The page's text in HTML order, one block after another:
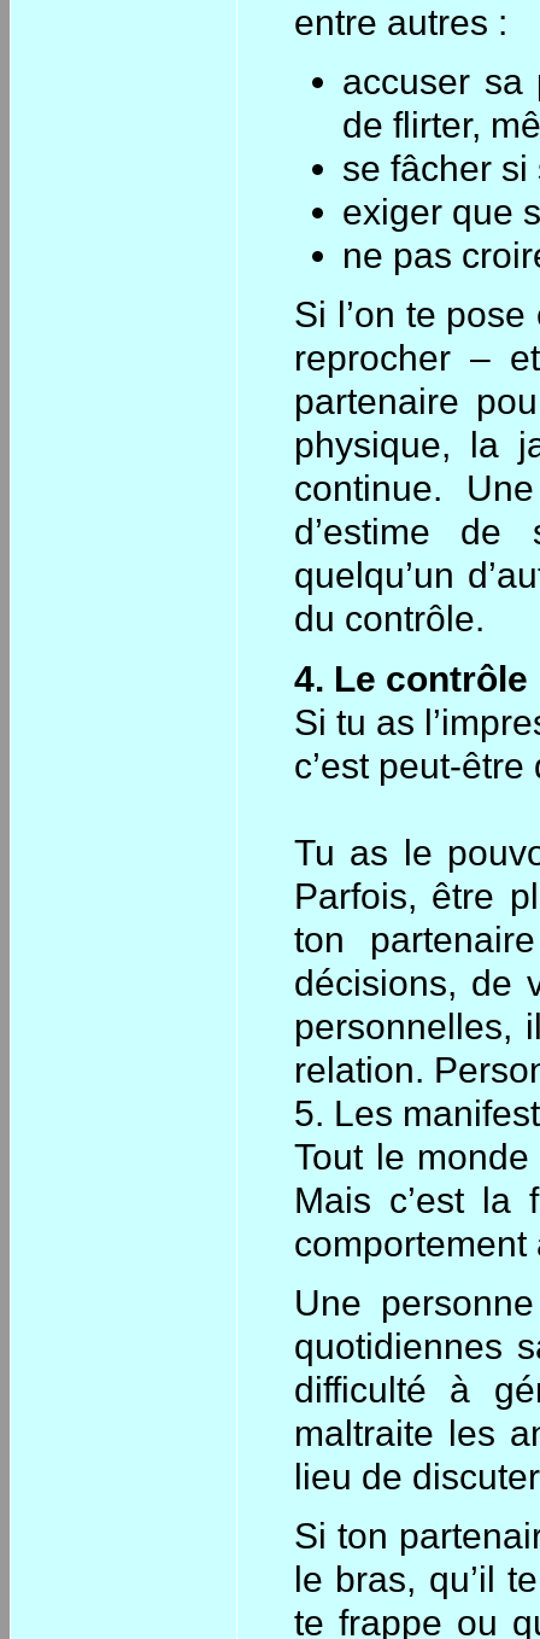
entre autres :
accuser sa
de flirter,
se fâcher
exiger que
ne pas
Si l’on te
reprocher –
partenaire
physique, la
continue.
d’estime
quelqu’un
du contrôle.
4. Le contrôle
Si tu as
c’est peut-
Tu as le
Parfois, être
ton
décisions, de
personnelles,
relation.
5. Les
Tout le
Mais c’est la
comportement
Une
quotidiennes
difficulté à
maltraite les
lieu de
Si ton
le bras, qu’il
te frappe ou